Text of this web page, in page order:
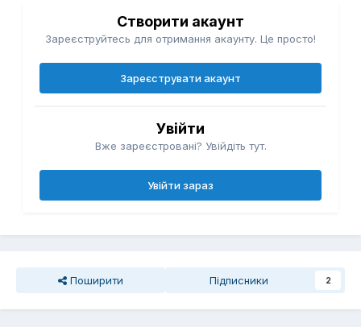
Створити акаунт
Зареєструйтесь для отримання акаунту. Це просто!
Зареєструвати акаунт
Увійти
Вже зареєстровані? Увійдіть тут.
Увійти зараз
Поширити Підписники 2